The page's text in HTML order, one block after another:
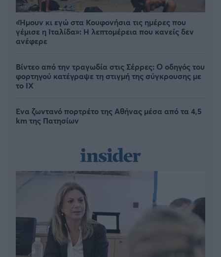
«Ήμουν κι εγώ στα Κουφονήσια τις ημέρες που
γέμισε η Ιταλίδα»: Η λεπτομέρεια που κανείς δεν
ανέφερε
Βίντεο από την τραγωδία στις Σέρρες: Ο οδηγός του
φορτηγού κατέγραψε τη στιγμή της σύγκρουσης με
το ΙΧ
Ένα ζωντανό πορτρέτο της Αθήνας μέσα από τα 4,5
km της Πατησίων